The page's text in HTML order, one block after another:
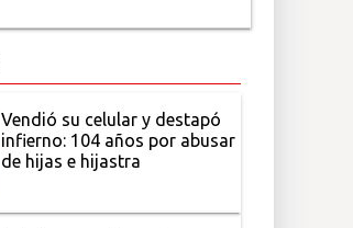
Vendió su celular y destapó
infierno: 104 años por abusar
de hijas e hijastra